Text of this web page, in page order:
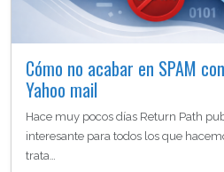
Cómo no acabar en SPAM
Yahoo mail
Hace muy pocos días Return Path
interesante para todos los que
trata…